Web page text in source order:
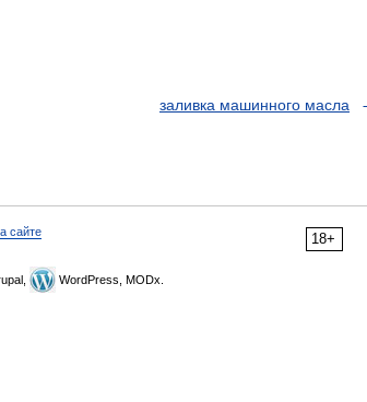
заливка машинного масла
18+
сайте
WordPress, MODx.